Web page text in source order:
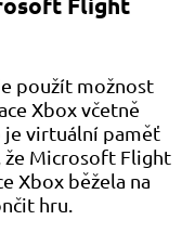
použít možnost
Xbox včetně
je virtuální paměť
že Microsoft Flight
Xbox běžela na
hru.